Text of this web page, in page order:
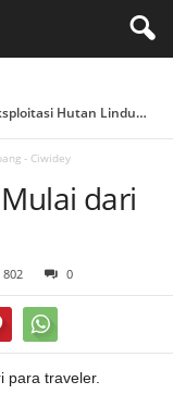
Diduga Dua Anggota DPRD Mamuju Terlibat Eksploitasi Hutan Lindung, Aktivis Siapkan Laporan ke APH...
- Ciwidey
dari
802 0
para traveler.